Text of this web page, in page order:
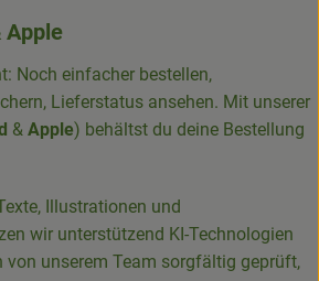
Apple
Noch einfacher bestellen,
Lieferstatus ansehen. Mit unserer
& Apple) behältst du deine Bestellung
Illustrationen und
wir unterstützend KI-Technologien
von unserem Team sorgfältig geprüft,